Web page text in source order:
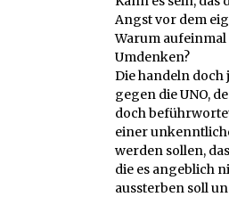
Angst vor dem
Warum aufeinmal
Umdenken?
Die handeln
gegen die UNO,
doch
einer
werden sollen,
die es angeblich
aussterben soll